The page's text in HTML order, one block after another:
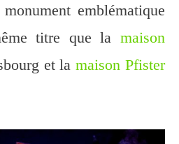
emblématique
titre que la maison
et lamaison Pfister